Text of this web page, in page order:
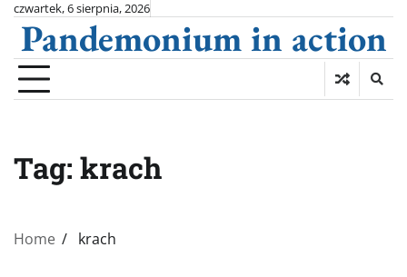
Skip
content
czwartek, 6 sierpnia, 2026
Pandemonium in action
Tag: krach
Home krach